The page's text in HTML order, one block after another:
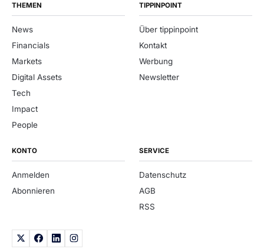
THEMEN
News
Financials
Markets
Digital Assets
Tech
Impact
People
TIPPINPOINT
Über tippinpoint
Kontakt
Werbung
Newsletter
KONTO
Anmelden
Abonnieren
SERVICE
Datenschutz
AGB
RSS